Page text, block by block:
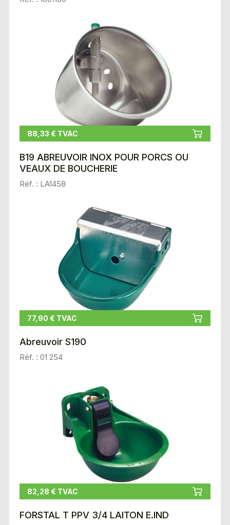
88,33 € TVAC
B19 ABREUVOIR INOX POUR PORCS OU
VEAUX DE BOUCHERIE
Réf. : LA1458
77,90 € TVAC
Abreuvoir S190
Réf. : 01 254
82,28 € TVAC
FORSTAL T PPV 3/4 LAITON E.IND